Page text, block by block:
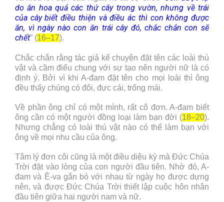
do ăn hoa quả các thứ cây trong vườn, nhưng về trái
của cây biết điều thiện và điều ác thì con không được
ăn, vì ngày nào con ăn trái cây đó, chắc chắn con sẽ
chết” (16–17).
Chắc chắn rằng tác giả kể chuyện đặt tên các loài thú
vật và cầm điểu chung với sự tạo nên người nữ là có
định ý. Bởi vì khi A-đam đặt tên cho mọi loài thì ông
đều thấy chúng có đôi, đực cái, trống mái.
Về phần ông chỉ có một mình, rất cô đơn. A-đam biết
ông cần có một người đồng loại làm bạn đời (18–20).
Nhưng chẳng có loài thú vật nào có thể làm bạn với
ông về mọi nhu cầu của ông.
Tâm lý đơn côi cũng là một điều diệu kỳ mà Đức Chúa
Trời đặt vào lòng của con người đầu tiên. Nhờ đó, A-
đam và Ê-va gắn bó với nhau từ ngày họ được dựng
nên, và được Đức Chúa Trời thiết lập cuộc hôn nhân
đầu tiên giữa hai người nam và nữ.